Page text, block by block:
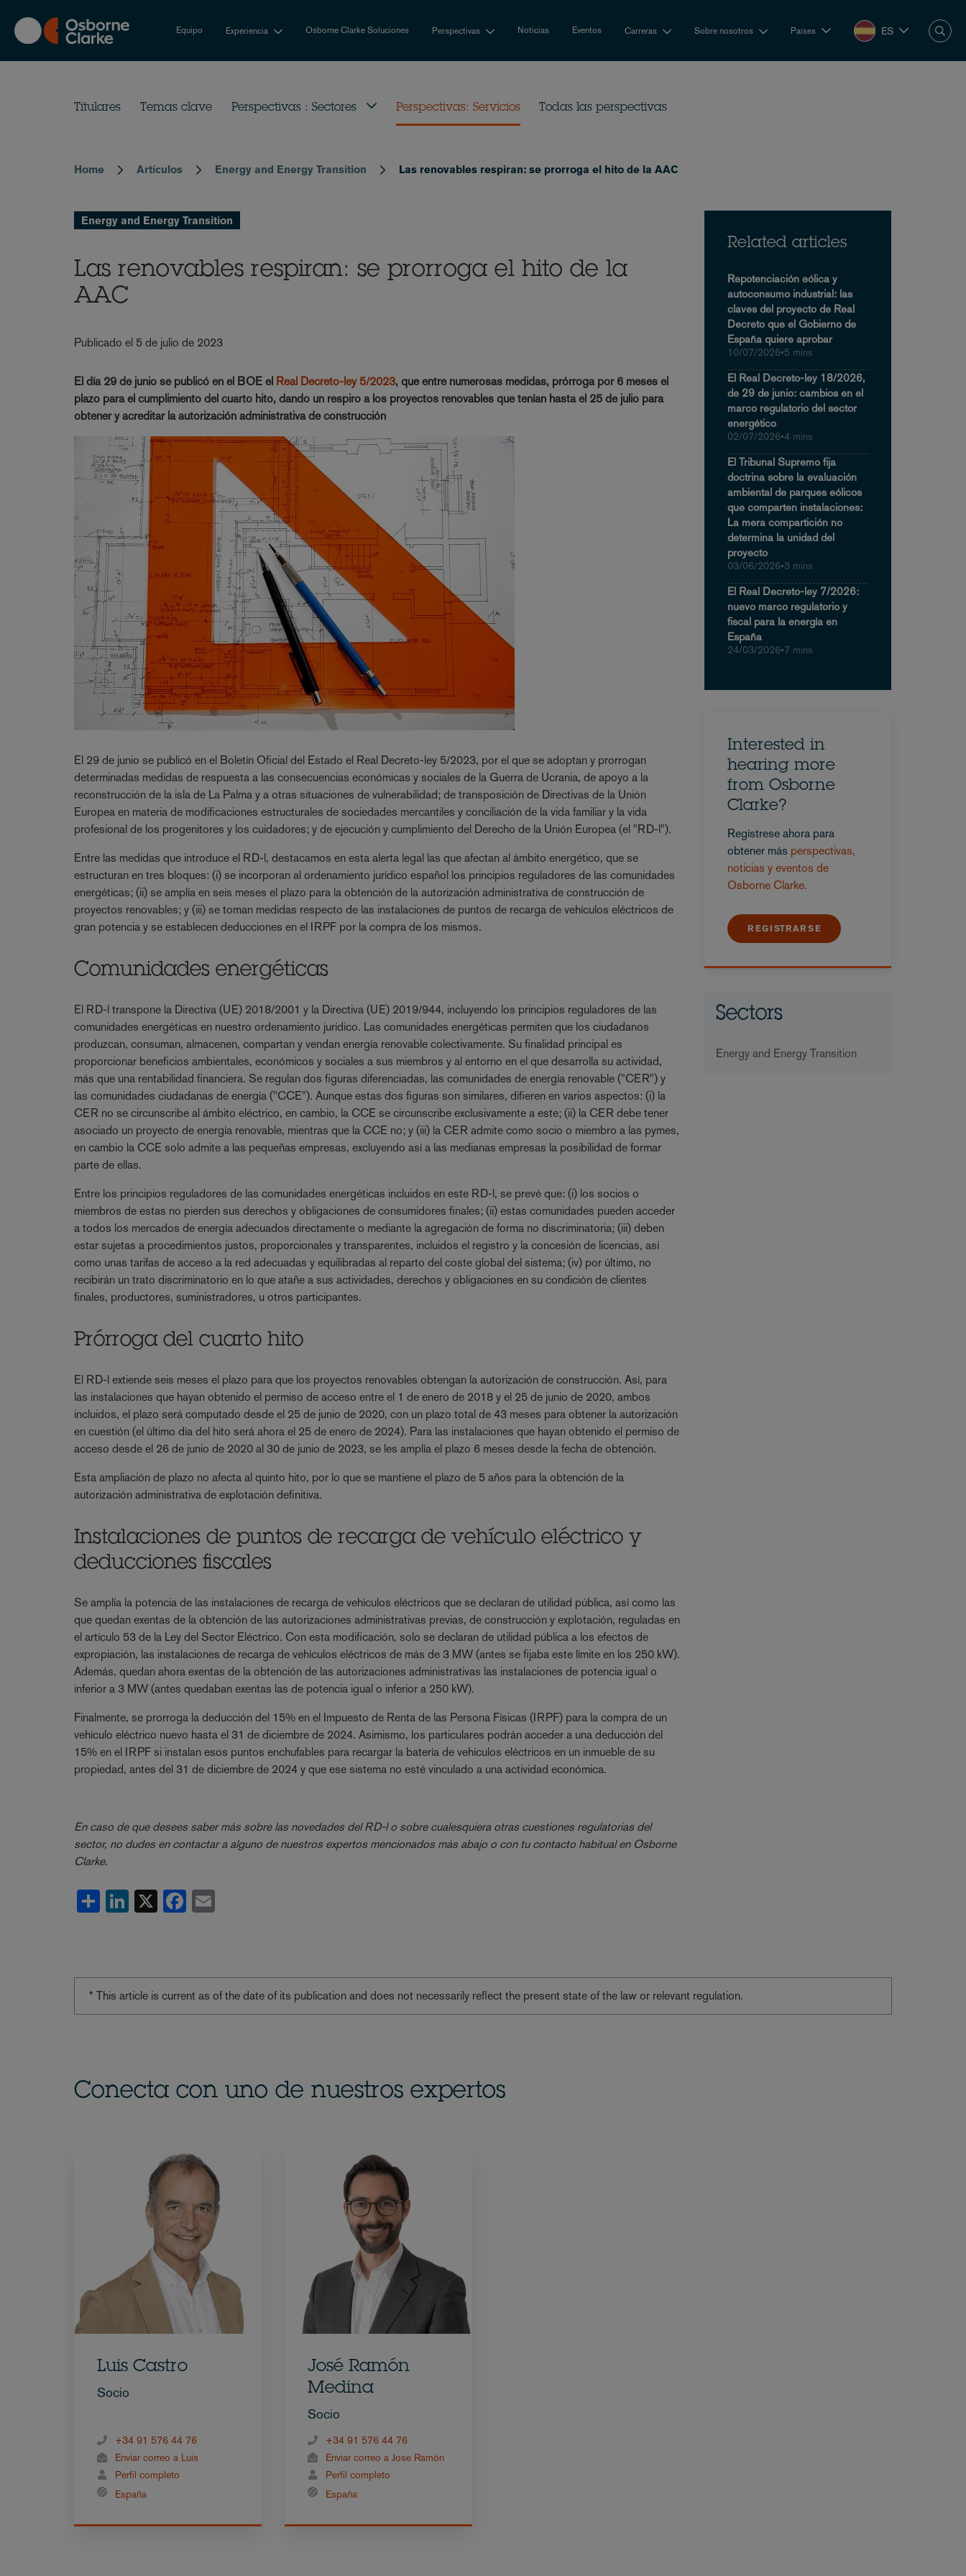
main
content
Equipo Experiencia Osborne Clarke Soluciones Perspectivas Noticias Eventos Carreras Sobre nosotros Países ES
Titulares Temas clave Perspectivas : Sectores Perspectivas: Servicios Todas las perspectivas
Breadcrumb
Home Artículos Energy and Energy Transition Las renovables respiran: se prorroga el hito de la AAC
Energy and Energy Transition
Las renovables respiran: se prorroga el hito de la
AAC
Publicado el 5 de julio de 2023
El día 29 de junio se publicó en el BOE el Real Decreto-ley 5/2023, que entre numerosas medidas, prórroga por 6 meses el
plazo para el cumplimiento del cuarto hito, dando un respiro a los proyectos renovables que tenían hasta el 25 de julio para
obtener y acreditar la autorización administrativa de construcción
El 29 de junio se publicó en el Boletín Oficial del Estado el Real Decreto-ley 5/2023, por el que se adoptan y prorrogan
determinadas medidas de respuesta a las consecuencias económicas y sociales de la Guerra de Ucrania, de apoyo a la
reconstrucción de la isla de La Palma y a otras situaciones de vulnerabilidad; de transposición de Directivas de la Unión
Europea en materia de modificaciones estructurales de sociedades mercantiles y conciliación de la vida familiar y la vida
profesional de los progenitores y los cuidadores; y de ejecución y cumplimiento del Derecho de la Unión Europea (el "RD-l").
Entre las medidas que introduce el RD-l, destacamos en esta alerta legal las que afectan al ámbito energético, que se
estructuran en tres bloques: (i) se incorporan al ordenamiento jurídico español los principios reguladores de las comunidades
energéticas; (ii) se amplía en seis meses el plazo para la obtención de la autorización administrativa de construcción de
proyectos renovables; y (iii) se toman medidas respecto de las instalaciones de puntos de recarga de vehículos eléctricos de
gran potencia y se establecen deducciones en el IRPF por la compra de los mismos.
Comunidades energéticas
El RD-l transpone la Directiva (UE) 2018/2001 y la Directiva (UE) 2019/944, incluyendo los principios reguladores de las
comunidades energéticas en nuestro ordenamiento jurídico. Las comunidades energéticas permiten que los ciudadanos
produzcan, consuman, almacenen, compartan y vendan energía renovable colectivamente. Su finalidad principal es
proporcionar beneficios ambientales, económicos y sociales a sus miembros y al entorno en el que desarrolla su actividad,
más que una rentabilidad financiera. Se regulan dos figuras diferenciadas, las comunidades de energía renovable ("CER") y
las comunidades ciudadanas de energía ("CCE"). Aunque estas dos figuras son similares, difieren en varios aspectos: (i) la
CER no se circunscribe al ámbito eléctrico, en cambio, la CCE se circunscribe exclusivamente a este; (ii) la CER debe tener
asociado un proyecto de energía renovable, mientras que la CCE no; y (iii) la CER admite como socio o miembro a las pymes,
en cambio la CCE solo admite a las pequeñas empresas, excluyendo así a las medianas empresas la posibilidad de formar
parte de ellas.
Entre los principios reguladores de las comunidades energéticas incluidos en este RD-l, se prevé que: (i) los socios o
miembros de estas no pierden sus derechos y obligaciones de consumidores finales; (ii) estas comunidades pueden acceder
a todos los mercados de energía adecuados directamente o mediante la agregación de forma no discriminatoria; (iii) deben
estar sujetas a procedimientos justos, proporcionales y transparentes, incluidos el registro y la concesión de licencias, así
como unas tarifas de acceso a la red adecuadas y equilibradas al reparto del coste global del sistema; (iv) por último, no
recibirán un trato discriminatorio en lo que atañe a sus actividades, derechos y obligaciones en su condición de clientes
finales, productores, suministradores, u otros participantes.
Prórroga del cuarto hito
El RD-l extiende seis meses el plazo para que los proyectos renovables obtengan la autorización de construcción. Así, para
las instalaciones que hayan obtenido el permiso de acceso entre el 1 de enero de 2018 y el 25 de junio de 2020, ambos
incluidos, el plazo será computado desde el 25 de junio de 2020, con un plazo total de 43 meses para obtener la autorización
en cuestión (el último día del hito será ahora el 25 de enero de 2024). Para las instalaciones que hayan obtenido el permiso de
acceso desde el 26 de junio de 2020 al 30 de junio de 2023, se les amplía el plazo 6 meses desde la fecha de obtención.
Esta ampliación de plazo no afecta al quinto hito, por lo que se mantiene el plazo de 5 años para la obtención de la
autorización administrativa de explotación definitiva.
Instalaciones de puntos de recarga de vehículo eléctrico y
deducciones fiscales
Se amplía la potencia de las instalaciones de recarga de vehículos eléctricos que se declaran de utilidad pública, así como las
que quedan exentas de la obtención de las autorizaciones administrativas previas, de construcción y explotación, reguladas en
el artículo 53 de la Ley del Sector Eléctrico. Con esta modificación, solo se declaran de utilidad pública a los efectos de
expropiación, las instalaciones de recarga de vehículos eléctricos de más de 3 MW (antes se fijaba este límite en los 250 kW).
Además, quedan ahora exentas de la obtención de las autorizaciones administrativas las instalaciones de potencia igual o
inferior a 3 MW (antes quedaban exentas las de potencia igual o inferior a 250 kW).
Finalmente, se prorroga la deducción del 15% en el Impuesto de Renta de las Persona Físicas (IRPF) para la compra de un
vehículo eléctrico nuevo hasta el 31 de diciembre de 2024. Asimismo, los particulares podrán acceder a una deducción del
15% en el IRPF si instalan esos puntos enchufables para recargar la batería de vehículos eléctricos en un inmueble de su
propiedad, antes del 31 de diciembre de 2024 y que ese sistema no esté vinculado a una actividad económica.
En caso de que desees saber más sobre las novedades del RD-l o sobre cualesquiera otras cuestiones regulatorias del
sector, no dudes en contactar a alguno de nuestros expertos mencionados más abajo o con tu contacto habitual en Osborne
Clarke.
Share LinkedIn Facebook
Related articles
Repotenciación eólica y
autoconsumo industrial: las
claves del proyecto de Real
Decreto que el Gobierno de
España quiere aprobar
10/07/2026•5 mins
El Real Decreto-ley 18/2026,
de 29 de junio: cambios en el
marco regulatorio del sector
energético
02/07/2026•4 mins
El Tribunal Supremo fija
doctrina sobre la evaluación
ambiental de parques eólicos
que comparten instalaciones:
La mera compartición no
determina la unidad del
proyecto
03/06/2026•3 mins
El Real Decreto-ley 7/2026:
nuevo marco regulatorio y
fiscal para la energía en
España
24/03/2026•7 mins
Interested in
hearing more
from Osborne
Clarke?
Regístrese ahora para
obtener más perspectivas,
noticias y eventos de
Osborne Clarke.
REGISTRARSE
Sectors
Energy and Energy Transition
* This article is current as of the date of its publication and does not necessarily reflect the present state of the law or relevant regulation.
Conecta con uno de nuestros expertos
Luis Castro
Socio
+34 91 576 44 76
Enviar correo a Luis
Perfil completo
España
José Ramón
Medina
Socio
+34 91 576 44 76
Enviar correo a Jose Ramón
Perfil completo
España